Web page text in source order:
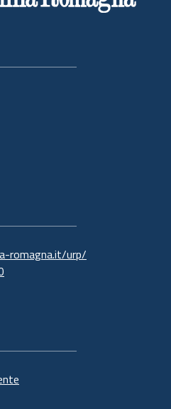
romagna.it/urp/